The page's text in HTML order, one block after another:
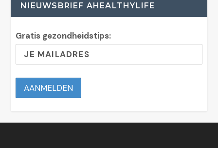
NIEUWSBRIEF AHEALTHYLIFE
Gratis gezondheidstips: